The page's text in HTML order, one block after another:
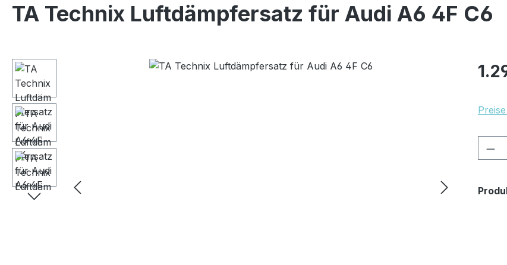
TA Technix Luftdämpfersatz für Audi A6 4F C6
Bildergalerie überspringen